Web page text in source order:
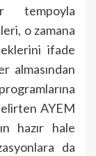
tempoyla
o zamana
ifade
almasından
AYEM
hazır hale
da